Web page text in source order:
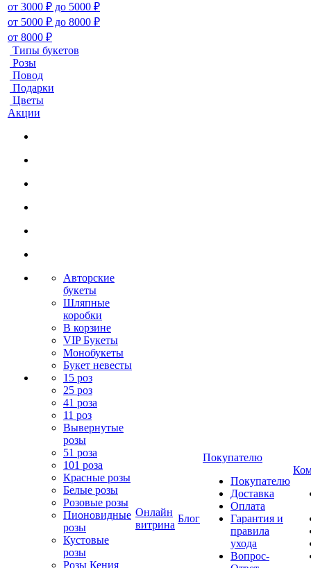
от 3000 ₽ до 5000 ₽
от 5000 ₽ до 8000 ₽
от 8000 ₽
Типы букетов
Розы
Повод
Подарки
Цветы
Акции
Авторские
букеты
Шляпные
коробки
В корзине
VIP Букеты
Монобукеты
Букет невесты
15 роз
25 роз
41 роза
11 роз
Вывернутые
розы
51 роза
101 роза
Красные розы
Белые розы
Розовые розы
Пионовидные
розы
Кустовые
розы
Розы Кения
Онлайн
витрина
Блог
Покупателю
Покупателю
Доставка
Оплата
Гарантия и
правила
ухода
Вопрос-